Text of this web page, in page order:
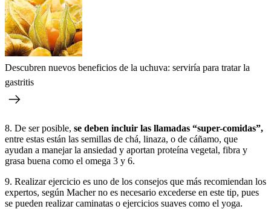
Descubren nuevos beneficios de la uchuva: serviría para tratar la
gastritis
8. De ser posible, se deben incluir las llamadas “super-comidas”,
entre estas están las semillas de chá, linaza, o de cáñamo, que
ayudan a manejar la ansiedad y aportan proteína vegetal, fibra y
grasa buena como el omega 3 y 6.
9. Realizar ejercicio es uno de los consejos que más recomiendan los
expertos, según Macher no es necesario excederse en este tip, pues
se pueden realizar caminatas o ejercicios suaves como el yoga.